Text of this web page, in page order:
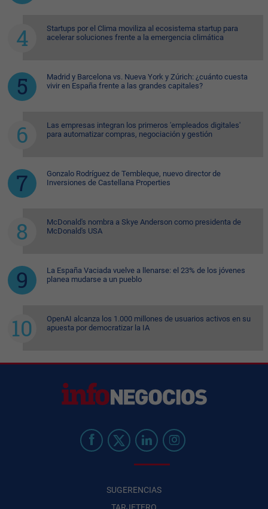
Startups por el Clima moviliza al ecosistema startup para
acelerar soluciones frente a la emergencia climática
Madrid y Barcelona vs. Nueva York y Zúrich: ¿cuánto cuesta
vivir en España frente a las grandes capitales?
Las empresas integran los primeros 'empleados digitales'
para automatizar compras, negociación y gestión
Gonzalo Rodríguez de Tembleque, nuevo director de
Inversiones de Castellana Properties
McDonald's nombra a Skye Anderson como presidenta de
McDonald's USA
La España Vaciada vuelve a llenarse: el 23% de los jóvenes
planea mudarse a un pueblo
OpenAI alcanza los 1.000 millones de usuarios activos en su
apuesta por democratizar la IA
SUGERENCIAS